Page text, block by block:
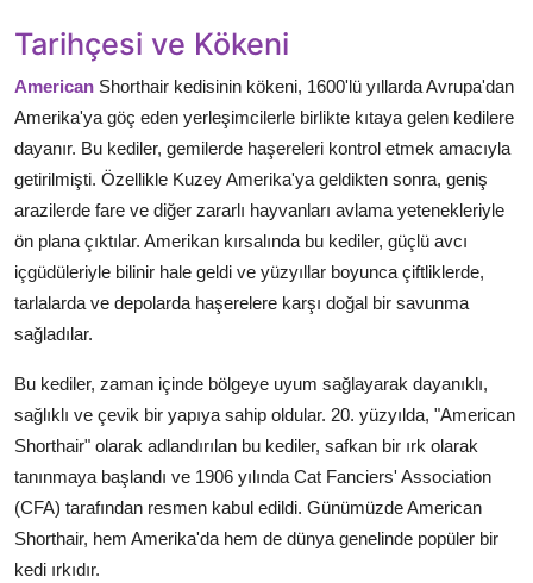
Tarihçesi ve Kökeni
American Shorthair kedisinin kökeni, 1600'lü yıllarda Avrupa'dan
Amerika'ya göç eden yerleşimcilerle birlikte kıtaya gelen kedilere
dayanır. Bu kediler, gemilerde haşereleri kontrol etmek amacıyla
getirilmişti. Özellikle Kuzey Amerika'ya geldikten sonra, geniş
arazilerde fare ve diğer zararlı hayvanları avlama yetenekleriyle
ön plana çıktılar. Amerikan kırsalında bu kediler, güçlü avcı
içgüdüleriyle bilinir hale geldi ve yüzyıllar boyunca çiftliklerde,
tarlalarda ve depolarda haşerelere karşı doğal bir savunma
sağladılar.
Bu kediler, zaman içinde bölgeye uyum sağlayarak dayanıklı,
sağlıklı ve çevik bir yapıya sahip oldular. 20. yüzyılda, "American
Shorthair" olarak adlandırılan bu kediler, safkan bir ırk olarak
tanınmaya başlandı ve 1906 yılında Cat Fanciers' Association
(CFA) tarafından resmen kabul edildi. Günümüzde American
Shorthair, hem Amerika'da hem de dünya genelinde popüler bir
kedi ırkıdır.